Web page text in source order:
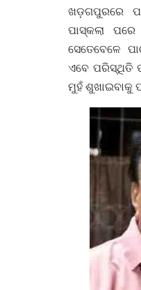
ଖଡ଼ଗପୁରରେ
ପାସ୍କଲା
ସେତେବେଳେ
ଏବେ ପରିସ୍ଥିତି
ମୁହଁ ଶୁଖାଇବାକୁ